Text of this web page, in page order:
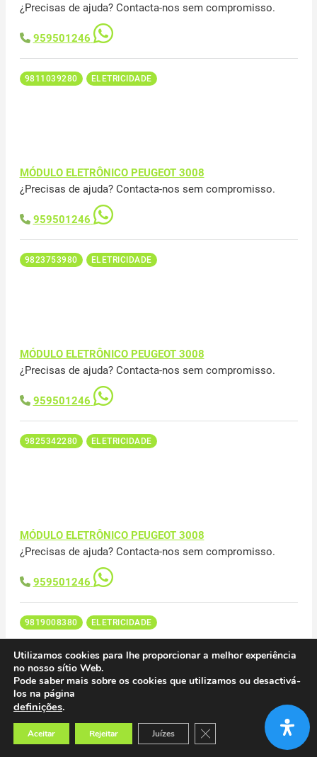
¿Precisas de ajuda? Contacta-nos sem compromisso.
959501246
9811039280 ELETRICIDADE
MÓDULO ELETRÔNICO PEUGEOT 3008
¿Precisas de ajuda? Contacta-nos sem compromisso.
959501246
9823753980 ELETRICIDADE
MÓDULO ELETRÔNICO PEUGEOT 3008
¿Precisas de ajuda? Contacta-nos sem compromisso.
959501246
9825342280 ELETRICIDADE
MÓDULO ELETRÔNICO PEUGEOT 3008
¿Precisas de ajuda? Contacta-nos sem compromisso.
959501246
9819008380 ELETRICIDADE
MOTOR ABERTURA VÁLVULA CLIMATIZADOR PEUGEOT
3008
¿Precisas de ajuda? Contacta-nos sem compromisso.
Utilizamos cookies para lhe proporcionar a melhor experiência
no nosso sítio Web.
Pode saber mais sobre os cookies que utilizamos ou desactivá-
los na página
definições.
Aceitar Rejeitar Juízes Close GDPR Cookie Banner